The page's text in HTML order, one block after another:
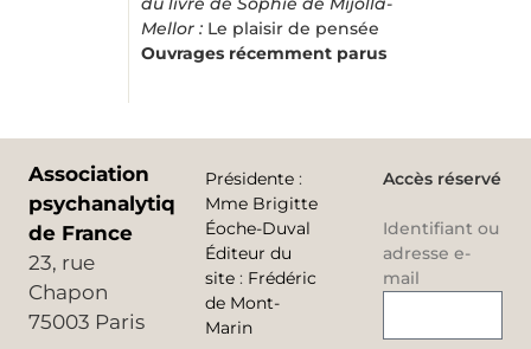
Mellor : Le plaisir de pensée
Ouvrages récemment parus
Association
psychanalytique
de France
23, rue
Chapon
75003 Paris
Présidente :
Mme Brigitte
Éoche-Duval
Éditeur du
site : Frédéric
de Mont-
Marin
Accès réservé
Identifiant ou
adresse e-
mail